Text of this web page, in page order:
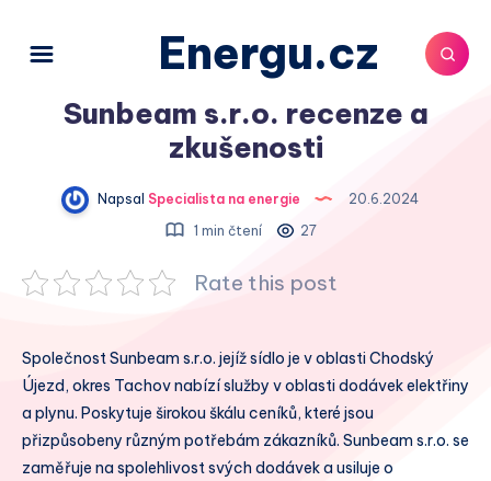
Energu.cz
Sunbeam s.r.o. recenze a
zkušenosti
Napsal Specialista na energie
20.6.2024
1 min čtení
27
Rate this post
Společnost Sunbeam s.r.o. jejíž sídlo je v oblasti Chodský
Újezd, okres Tachov nabízí služby v oblasti dodávek elektřiny
a plynu. Poskytuje širokou škálu ceníků, které jsou
přizpůsobeny různým potřebám zákazníků. Sunbeam s.r.o. se
zaměřuje na spolehlivost svých dodávek a usiluje o